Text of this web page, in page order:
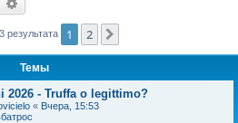
результата 1 2
Темы
2026 - Truffa o legittimo?
« Вчера, 15:53